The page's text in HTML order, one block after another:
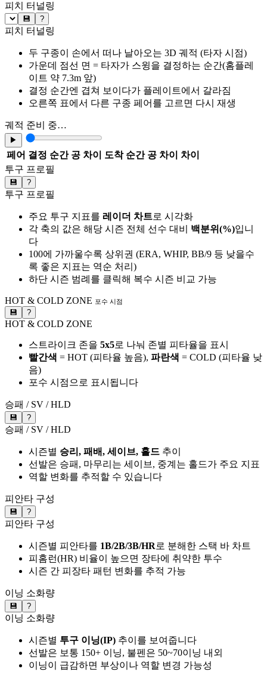
피치 터널링
💾 ?
피치 터널링
두 구종이 손에서 떠나 날아오는 3D 궤적 (타자 시점)
가운데 점선 면 = 타자가 스윙을 결정하는 순간(홈플레
이트 약 7.3m 앞)
결정 순간엔 겹쳐 보이다가 플레이트에서 갈라짐
오른쪽 표에서 다른 구종 페어를 고르면 다시 재생
궤적 준비 중…
▶
페어 결정 순간 공 차이 도착 순간 공 차이
차이
투구 프로필
💾 ?
투구 프로필
주요 투구 지표를 레이더 차트로 시각화
각 축의 값은 해당 시즌 전체 선수 대비 백분위(%)입니
다
100에 가까울수록 상위권 (ERA, WHIP, BB/9 등 낮을수
록 좋은 지표는 역순 처리)
하단 시즌 범례를 클릭해 복수 시즌 비교 가능
HOT & COLD ZONE 포수 시점
💾 ?
HOT & COLD ZONE
스트라이크 존을 5x5로 나눠 존별 피타율을 표시
빨간색 = HOT (피타율 높음), 파란색 = COLD (피타율 낮
음)
포수 시점으로 표시됩니다
승패 / SV / HLD
💾 ?
승패 / SV / HLD
시즌별 승리, 패배, 세이브, 홀드 추이
선발은 승패, 마무리는 세이브, 중계는 홀드가 주요 지표
역할 변화를 추적할 수 있습니다
피안타 구성
💾 ?
피안타 구성
시즌별 피안타를 1B/2B/3B/HR로 분해한 스택 바 차트
피홈런(HR) 비율이 높으면 장타에 취약한 투수
시즌 간 피장타 패턴 변화를 추적 가능
이닝 소화량
💾 ?
이닝 소화량
시즌별 투구 이닝(IP) 추이를 보여줍니다
선발은 보통 150+ 이닝, 불펜은 50~70이닝 내외
이닝이 급감하면 부상이나 역할 변경 가능성